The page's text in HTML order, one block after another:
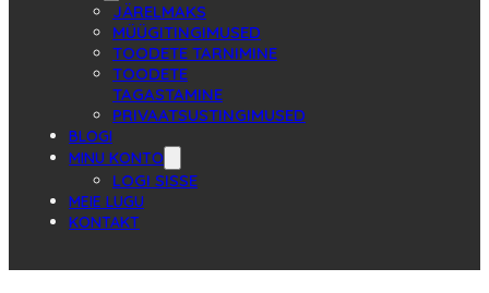
JÄRELMAKS
MÜÜGITINGIMUSED
TOODETE TARNIMINE
TOODETE
TAGASTAMINE
PRIVAATSUSTINGIMUSED
BLOGI
MINU KONTO
LOGI SISSE
MEIE LUGU
KONTAKT